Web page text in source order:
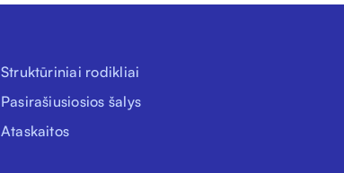
Struktūriniai rodikliai
Pasirašiusiosios šalys
Ataskaitos